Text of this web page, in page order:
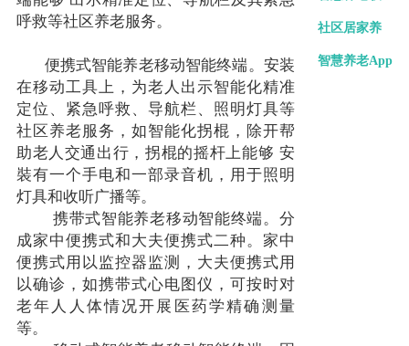
呼救等社区养老服务。
便携式智能养老移动智能终端。安装
在移动工具上，为老人出示智能化精准
定位、紧急呼救、导航栏、照明灯具等
社区养老服务，如智能化拐棍，除开帮
助老人交通出行，拐棍的摇杆上能够 安
裝有一个手电和一部录音机，用于照明
灯具和收听广播等。
携带式智能养老移动智能终端。分
成家中便携式和大夫便携式二种。家中
便携式用以监控器监测，大夫便携式用
以确诊，如携带式心电图仪，可按时对
老年人人体情况开展医药学精确测量
等。
实施
晚年生活的
新引领
件：智慧生
活的新纽带
社区居家养
老服务项目
智慧养老App